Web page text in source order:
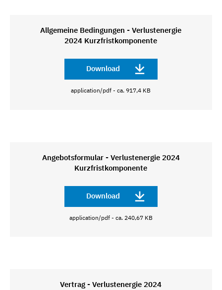
Allgemeine Bedingungen - Verlustenergie
2024 Kurzfristkomponente
Download
application/pdf - ca. 917,4 KB
Angebotsformular - Verlustenergie 2024
Kurzfristkomponente
Download
application/pdf - ca. 240,67 KB
Vertrag - Verlustenergie 2024